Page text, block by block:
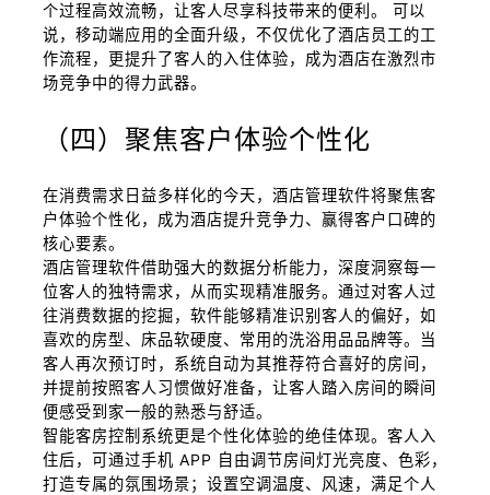
个过程高效流畅，让客人尽享科技带来的便利。 可以
说，移动端应用的全面升级，不仅优化了酒店员工的工
作流程，更提升了客人的入住体验，成为酒店在激烈市
场竞争中的得力武器。
（四）聚焦客户体验个性化
在消费需求日益多样化的今天，酒店管理软件将聚焦客
户体验个性化，成为酒店提升竞争力、赢得客户口碑的
核心要素。
酒店管理软件借助强大的数据分析能力，深度洞察每一
位客人的独特需求，从而实现精准服务。通过对客人过
往消费数据的挖掘，软件能够精准识别客人的偏好，如
喜欢的房型、床品软硬度、常用的洗浴用品品牌等。当
客人再次预订时，系统自动为其推荐符合喜好的房间，
并提前按照客人习惯做好准备，让客人踏入房间的瞬间
便感受到家一般的熟悉与舒适。
智能客房控制系统更是个性化体验的绝佳体现。客人入
住后，可通过手机 APP 自由调节房间灯光亮度、色彩，
打造专属的氛围场景；设置空调温度、风速，满足个人